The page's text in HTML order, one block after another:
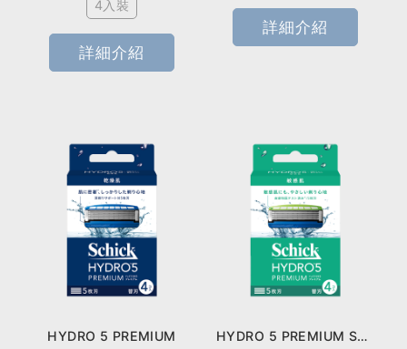
4入裝
詳細介紹
詳細介紹
HYDRO 5 PREMIUM HYDRO 5 PREMIUM Sensitive